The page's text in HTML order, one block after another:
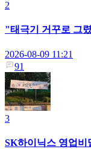
2
"태극기 거꾸로 그
2026-08-09 11:21
91
3
SK하이닉스 영업